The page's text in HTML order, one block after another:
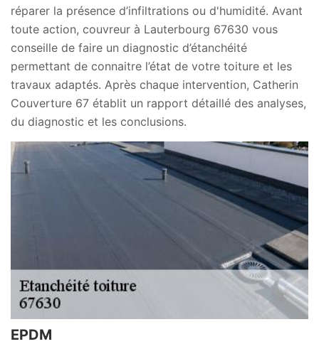
réparer la présence d’infiltrations ou d'humidité. Avant
toute action, couvreur à Lauterbourg 67630 vous
conseille de faire un diagnostic d’étanchéité
permettant de connaitre l’état de votre toiture et les
travaux adaptés. Après chaque intervention, Catherin
Couverture 67 établit un rapport détaillé des analyses,
du diagnostic et les conclusions.
EPDM